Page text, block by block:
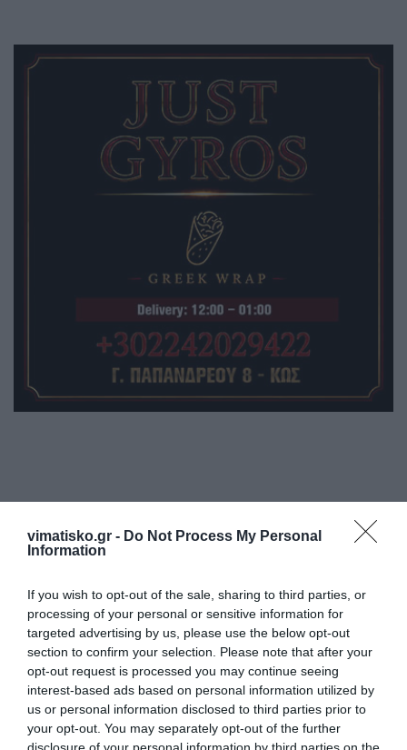
vimatisko.gr - Do Not Process My Personal
Information
If you wish to opt-out of the sale, sharing to third parties, or
processing of your personal or sensitive information for
targeted advertising by us, please use the below opt-out
section to confirm your selection. Please note that after your
opt-out request is processed you may continue seeing
interest-based ads based on personal information utilized by
us or personal information disclosed to third parties prior to
your opt-out. You may separately opt-out of the further
Η ανωνυμία είναι το καλύτερο κρησφύγετο δειλίας και
Σχόλια 0
Πρόσθεσε ένα σχόλιο
ΟΝΟΜΑ